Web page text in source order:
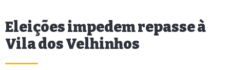
Eleições impedem repasse à
Vila dos Velhinhos